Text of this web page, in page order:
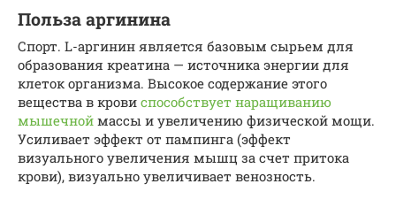
Польза аргинина
Спорт. L-аргинин является базовым сырьем для
образования креатина — источника энергии для
клеток организма. Высокое содержание этого
вещества в крови способствует наращиванию
мышечной массы и увеличению физической мощи.
Усиливает эффект от пампинга (эффект
визуального увеличения мышц за счет притока
крови), визуально увеличивает венозность.